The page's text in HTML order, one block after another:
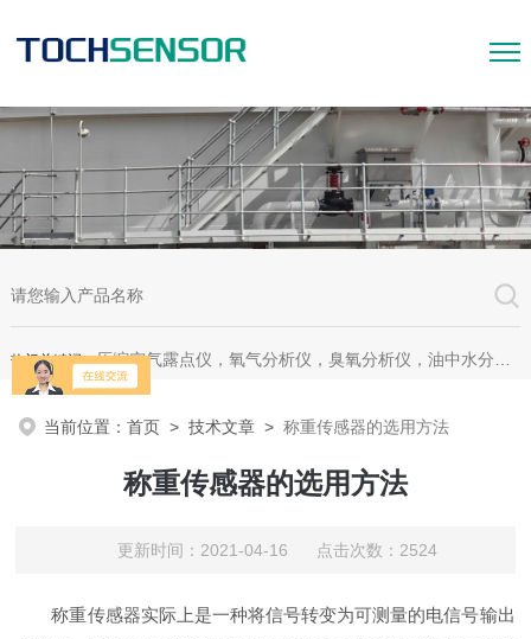
热门关键词：压缩空气露点仪，氧气分析仪，臭氧分析仪，油中水分析仪，超声波测漏仪。
当前位置：首页 >技术文章 >称重传感器的选用方法
称重传感器的选用方法
更新时间：2021-04-16 点击次数：2524
称重传感器实际上是一种将信号转变为可测量的电信号输出